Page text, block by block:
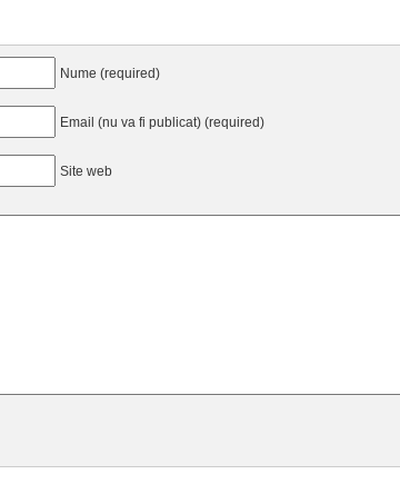
Nume (required)
Email (nu va fi publicat) (required)
Site web